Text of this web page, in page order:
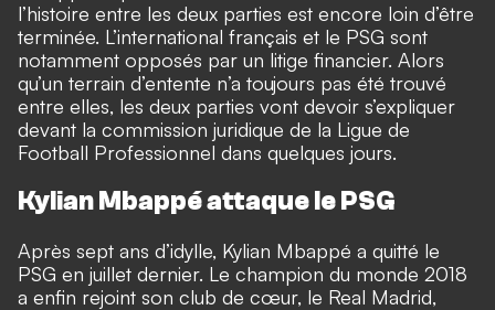
l’histoire entre les deux parties est encore loin d’être
terminée. L’international français et le PSG sont
notamment opposés par un litige financier. Alors
qu’un terrain d’entente n’a toujours pas été trouvé
entre elles, les deux parties vont devoir s’expliquer
devant la commission juridique de la Ligue de
Football Professionnel dans quelques jours.
Kylian Mbappé attaque le PSG
Après sept ans d’idylle, Kylian Mbappé a quitté le
PSG en juillet dernier. Le champion du monde 2018
a enfin rejoint son club de cœur, le Real Madrid,